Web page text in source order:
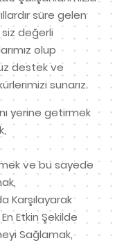
süre gelen
değerli
olup
destek ve
sunarız.
yerine getirmek
ve bu sayede
Karşılayarak
Etkin Şekilde
Sağlamak,